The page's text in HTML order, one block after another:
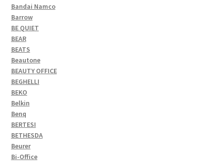
Bandai Namco
Barrow
BE QUIET
BEAR
BEATS
Beautone
BEAUTY OFFICE
BEGHELLI
BEKO
Belkin
Benq
BERTESI
BETHESDA
Beurer
Bi-Office